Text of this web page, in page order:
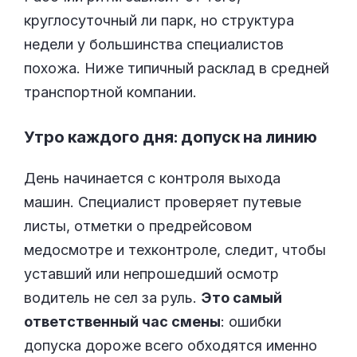
круглосуточный ли парк, но структура
недели у большинства специалистов
похожа. Ниже типичный расклад в средней
транспортной компании.
Утро каждого дня: допуск на линию
День начинается с контроля выхода
машин. Специалист проверяет путевые
листы, отметки о предрейсовом
медосмотре и техконтроле, следит, чтобы
уставший или непрошедший осмотр
водитель не сел за руль. Это самый
ответственный час смены: ошибки
допуска дороже всего обходятся именно